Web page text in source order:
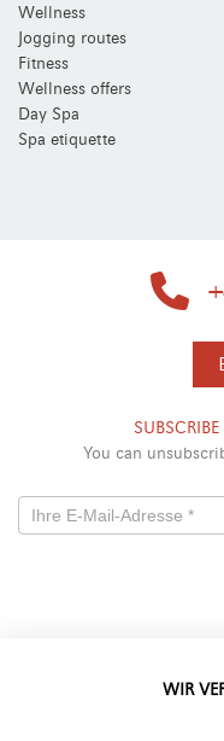
Wellness
Jogging routes
Fitness
Wellness offers
Day Spa
Spa etiquette
You can
WIR